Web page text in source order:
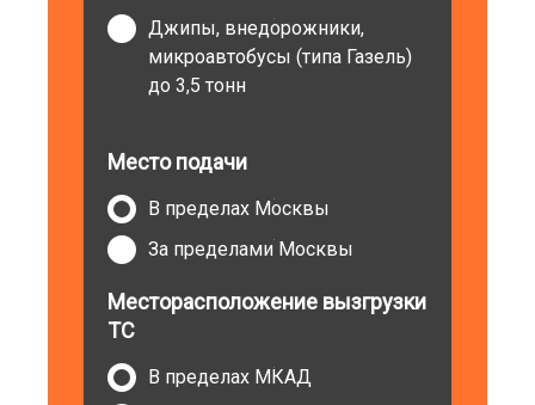
Джипы, внедорожники,
микроавтобусы (типа Газель)
до 3,5 тонн
Место подачи
В пределах Москвы
За пределами Москвы
Месторасположение вызгрузки
ТС
В пределах МКАД